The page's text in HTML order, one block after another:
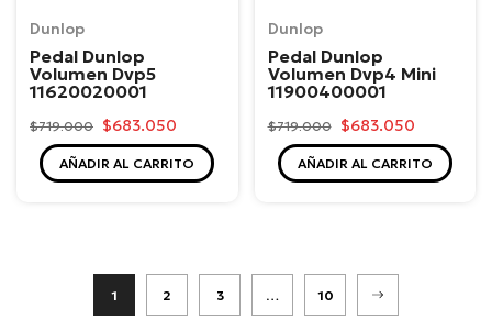
Dunlop
Pedal Dunlop
Volumen Dvp5
11620020001
$719.000 $683.050
AÑADIR AL CARRITO
Dunlop
Pedal Dunlop
Volumen Dvp4 Mini
11900400001
$719.000 $683.050
AÑADIR AL CARRITO
1 2 3 … 10